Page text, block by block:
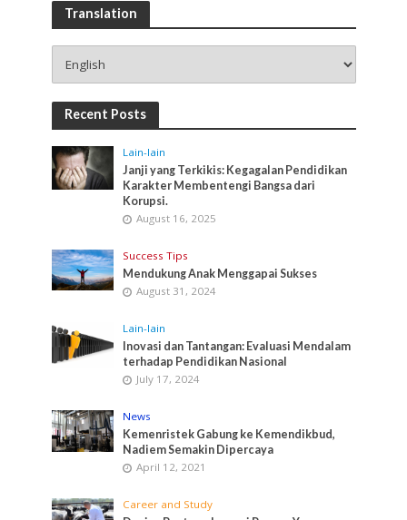
Translation
Recent Posts
Lain-lain
Janji yang Terkikis: Kegagalan Pendidikan
Karakter Membentengi Bangsa dari
Korupsi.
August 16, 2025
Success Tips
Mendukung Anak Menggapai Sukses
August 31, 2024
Lain-lain
Inovasi dan Tantangan: Evaluasi Mendalam
terhadap Pendidikan Nasional
July 17, 2024
News
Kemenristek Gabung ke Kemendikbud,
Nadiem Semakin Dipercaya
April 12, 2021
Career and Study